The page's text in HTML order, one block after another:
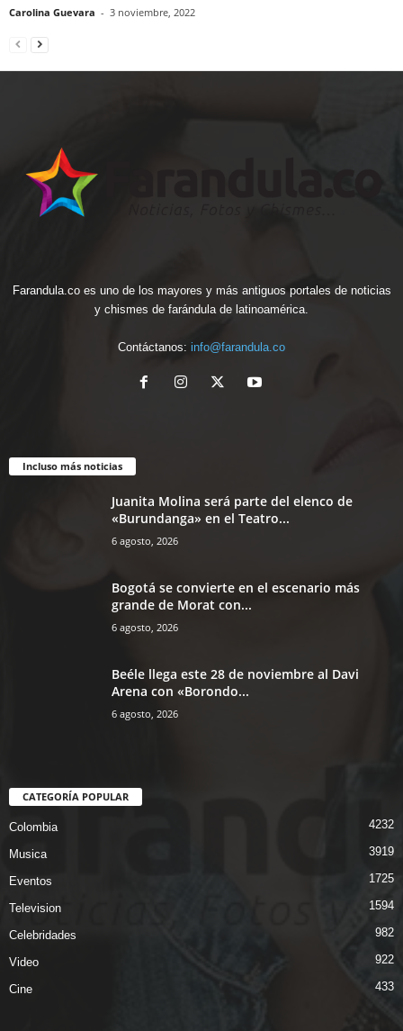
Carolina Guevara - 3 noviembre, 2022
Farandula.co es uno de los mayores y más antiguos portales de noticias
y chismes de farándula de latinoamérica.
Contáctanos: info@farandula.co
Incluso más noticias
Juanita Molina será parte del elenco de
«Burundanga» en el Teatro...
6 agosto, 2026
Bogotá se convierte en el escenario más
grande de Morat con...
6 agosto, 2026
Beéle llega este 28 de noviembre al Davi
Arena con «Borondo...
6 agosto, 2026
CATEGORÍA POPULAR
Colombia 4232
Musica 3919
Eventos 1725
Television 1594
Celebridades 982
Video 922
Cine 433